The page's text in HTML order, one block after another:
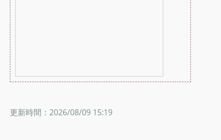
更新時間：2026/08/09 15:19